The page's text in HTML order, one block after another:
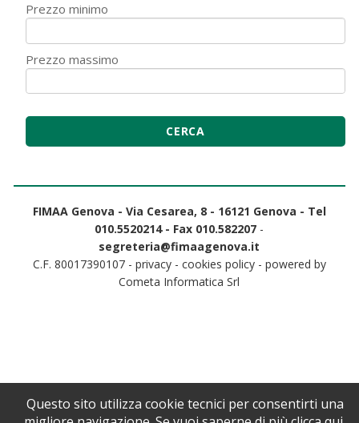
Questo sito utilizza cookie tecnici per consentirti una
Prezzo minimo
Prezzo massimo
FIMAA Genova - Via Cesarea, 8 - 16121 Genova - Tel
010.5520214 - Fax 010.582207 -
segreteria@fimaagenova.it
C.F. 80017390107 - privacy- cookies policy- powered by
Cometa Informatica Srl